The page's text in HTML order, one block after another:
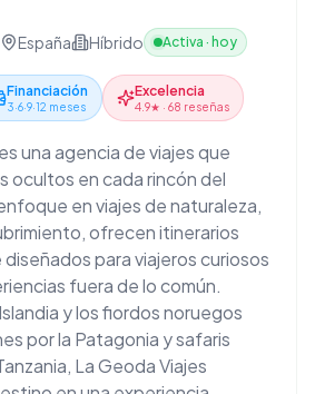
España Híbrido Activa · hoy
Financiación
3·6·9·12 meses
Excelencia
4.9★ · 68 reseñas
una agencia de viajes que
ocultos en cada rincón del
en viajes de naturaleza,
ofrecen itinerarios
para viajeros curiosos
fuera de lo común.
y los fiordos noruegos
por la Patagonia y safaris
La Geoda Viajes